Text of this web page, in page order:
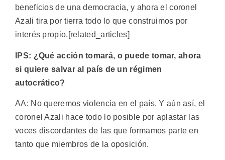
beneficios de una democracia, y ahora el coronel
Azali tira por tierra todo lo que construimos por
interés propio.[related_articles]
IPS: ¿Qué acción tomará, o puede tomar, ahora
si quiere salvar al país de un régimen
autocrático?
AA: No queremos violencia en el país. Y aún así, el
coronel Azali hace todo lo posible por aplastar las
voces discordantes de las que formamos parte en
tanto que miembros de la oposición.